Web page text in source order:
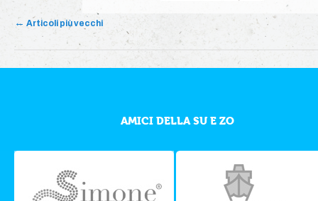
Navigazione articolo
← Articoli più vecchi
AMICI DELLA SU E ZO